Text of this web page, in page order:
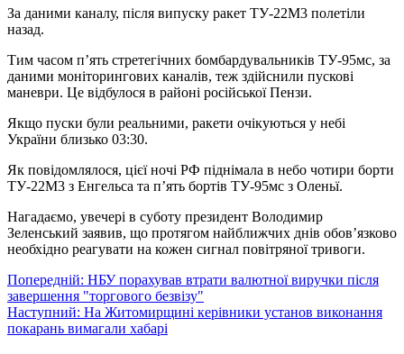
За даними каналу, після випуску ракет ТУ-22М3 полетіли
назад.
Тим часом п’ять стретегічних бомбардувальників ТУ-95мс, за
даними моніторингових каналів, теж здійснили пускові
маневри. Це відбулося в районі російської Пензи.
Якщо пуски були реальними, ракети очікуються у небі
України близько 03:30.
Як повідомлялося, цієї ночі РФ піднімала в небо чотири борти
ТУ-22М3 з Енгельса та п’ять бортів ТУ-95мс з Оленьї.
Нагадаємо, увечері в суботу президент Володимир
Зеленський заявив, що протягом найближчих днів обов’язково
необхідно реагувати на кожен сигнал повітряної тривоги.
Навігація
записів
Попередній: НБУ порахував втрати валютної виручки після
завершення "торгового безвізу"
Наступний: На Житомирщині керівники установ виконання
покарань вимагали хабарі